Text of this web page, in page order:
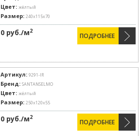
Цвет: жёлтый
Размер: 240x115x70
0 руб./м2
ПОДРОБНЕЕ
Артикул: 9291-IR
Бренд: SANTANSELMO
Цвет: жёлтый
Размер: 250x120x55
0 руб./м2
ПОДРОБНЕЕ